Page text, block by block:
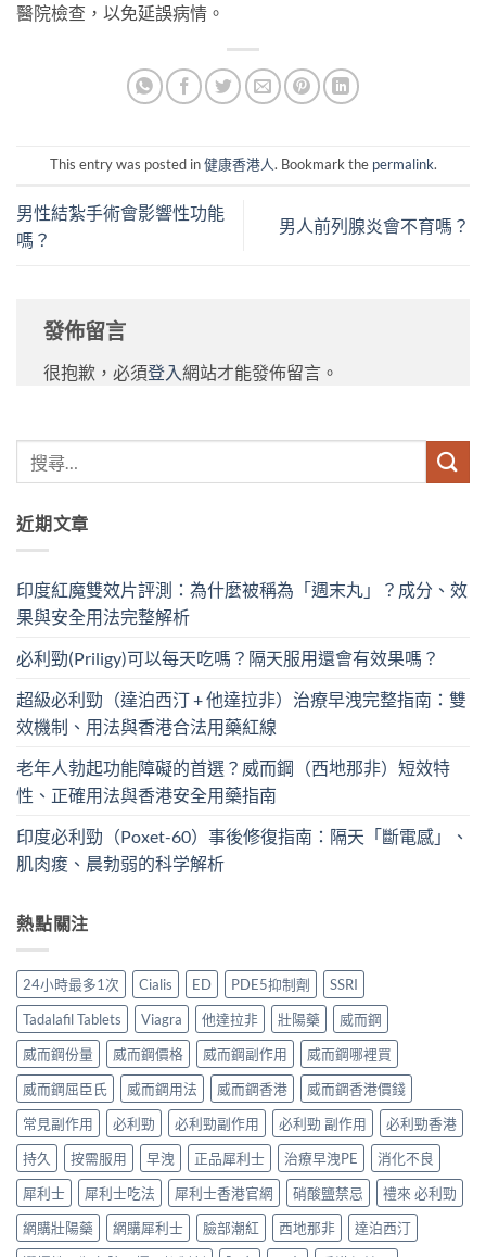
醫院檢查，以免延誤病情。
This entry was posted in健康香港人. Bookmark the permalink.
男性結紮手術會影響性功能
嗎？
男人前列腺炎會不育嗎？
發佈留言
很抱歉，必須登入 網站才能發佈留言。
近期文章
印度紅魔雙效片評測：為什麼被稱為「週末丸」？成分、效
果與安全用法完整解析
必利勁(Priligy)可以每天吃嗎？隔天服用還會有效果嗎？
超級必利勁（達泊西汀 + 他達拉非）治療早洩完整指南：雙
效機制、用法與香港合法用藥紅線
老年人勃起功能障礙的首選？威而鋼（西地那非）短效特
性、正確用法與香港安全用藥指南
印度必利勁（Poxet-60）事後修復指南：隔天「斷電感」、
肌肉痠、晨勃弱的科学解析
熱點關注
24小時最多1次 Cialis ED PDE5抑制劑
SSRI
Tadalafil Tablets
Viagra 他達拉非 壯陽藥
威而鋼
威而鋼份量
威而鋼價格 威而鋼副作用
威而鋼哪裡買
威而鋼屈臣氏
威而鋼用法 威而鋼香港
威而鋼香港價錢
常見副作用
必利勁 必利勁副作用 必利勁 副作用
必利勁香港
持久
按需服用 早洩 正品犀利士 治療早洩PE
消化不良
犀利士
犀利士吃法 犀利士香港官網 硝酸鹽禁忌
禮來 必利勁
網購壯陽藥
網購犀利士 臉部潮紅 西地那非
達泊西汀